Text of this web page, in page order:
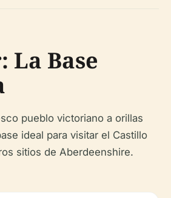
La Base
pueblo victoriano a orillas
ideal para visitar el Castillo
sitios de Aberdeenshire.